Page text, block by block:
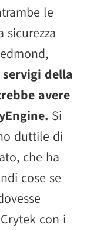
le
della
avere
Si
duttile di
che ha
cose se
con i